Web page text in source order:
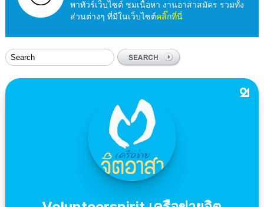
พาทัวร์เว็บไซต์ ชมเนื้อหา งานอาสาสมัคร รวมทั้ง
ส่วนต่างๆ ที่มีในเว็บไซต์คลิ๊กที่นี่